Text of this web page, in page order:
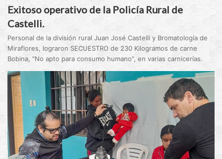
Exitoso operativo de la Policía Rural de
Castelli.
Personal de la división rural Juan José Castelli y Bromatología de
Miraflores, lograron SECUESTRO de 230 Kilogramos de carne
Bobina, "No apto para consumo humano", en varias carnicerías.